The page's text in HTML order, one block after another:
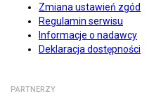
Zmiana ustawień zgód
Regulamin serwisu
Informacje o nadawcy
Deklaracja dostępności
PARTNERZY